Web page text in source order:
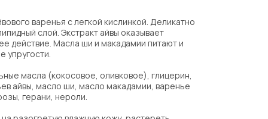
варенья с легкой кислинкой. Деликатно
слой. Экстракт айвы оказывает
действие. Масла ши и макадамии питают и
упругости.
масла (кокосовое, оливковое), глицерин,
айвы, масло ши, масло макадамии, варенье
герани, нероли.